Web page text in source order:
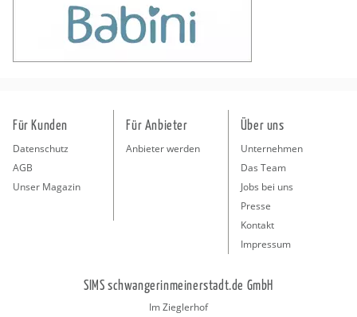
Für Kunden
Datenschutz
AGB
Unser Magazin
Für Anbieter
Anbieter werden
Über uns
Unternehmen
Das Team
Jobs bei uns
Presse
Kontakt
Impressum
SIMS schwangerinmeinerstadt.de GmbH
Im Zieglerhof